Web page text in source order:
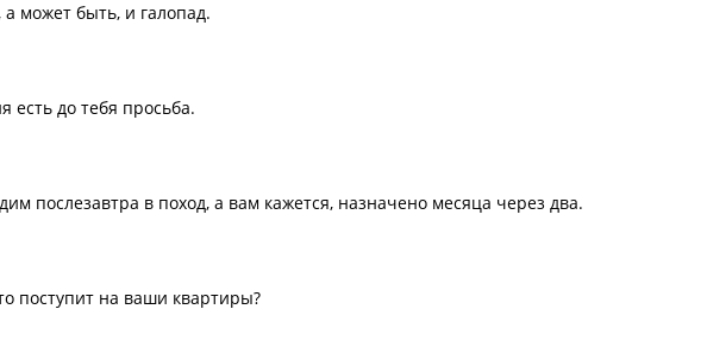
может быть, и галопад.
есть до тебя просьба.
послезавтра в поход, а вам кажется, назначено месяца через два.
поступит на ваши квартиры?